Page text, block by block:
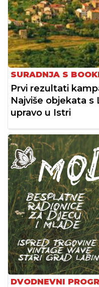
SURADNJA S
Prvi rezultati
Najviše objekata
upravo u Istri
DVODNEVNI